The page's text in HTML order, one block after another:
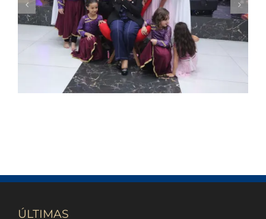
em culto de ação de graças na Catedral
da Bênção
ÚLTIMAS